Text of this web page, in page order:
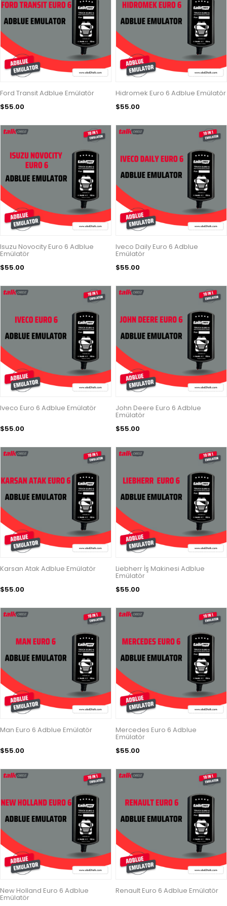
Ford Transit Adblue Emülatör
$55.00
Hidromek Euro 6 Adblue Emülatör
$55.00
Isuzu Novocity Euro 6 Adblue
Emülatör
$55.00
Iveco Daily Euro 6 Adblue
Emülatör
$55.00
Iveco Euro 6 Adblue Emülatör
$55.00
John Deere Euro 6 Adblue
Emülatör
$55.00
Karsan Atak Adblue Emülatör
$55.00
Liebherr İş Makinesi Adblue
Emülatör
$55.00
Man Euro 6 Adblue Emülatör
$55.00
Mercedes Euro 6 Adblue
Emülatör
$55.00
New Holland Euro 6 Adblue
Emülatör
Renault Euro 6 Adblue Emülatör